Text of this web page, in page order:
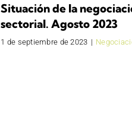
Situación de la
sectorial. Agosto 2023
1 de septiembre de 2023 |